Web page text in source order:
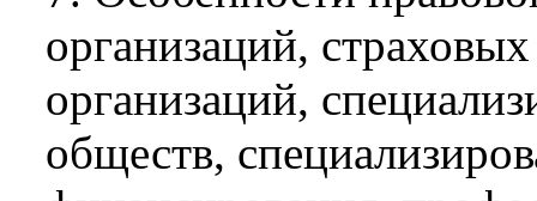
организаций,
организаций,
обществ,